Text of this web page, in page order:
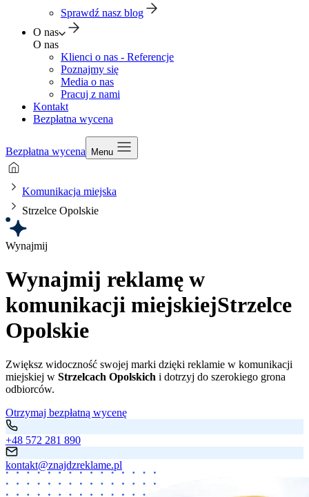
Sprawdź nasz blog
O nas
O nas
Klienci o nas - Referencje
Poznajmy się
Media o nas
Pracuj z nami
Kontakt
Bezpłatna wycena
Bezpłatna wycena Menu
Komunikacja miejska
Strzelce Opolskie
Wynajmij
Wynajmij reklamę w
komunikacji miejskiejStrzelce
Opolskie
Zwiększ widoczność swojej marki dzięki reklamie w komunikacji
miejskiej w Strzelcach Opolskich i dotrzyj do szerokiego grona
odbiorców.
Otrzymaj bezpłatną wycenę
+48 572 281 890
kontakt@znajdzreklame.pl